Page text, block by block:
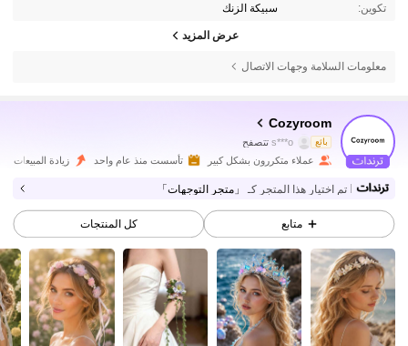
تكوين: سبيكة الزنك
عرض المزيد
معلومات السلامة وجهات الاتصال
Cozyroom
بائع s***o تتصفح
4.91
4.91
4.91 2.7K متابعون
4.91 2.7K متابعون
عملاء متكررون بشكل كبير تأسست منذ عام واحد زيادة المبيعات 52%
تم اختيار هذا المتجر كـ 「متجر التوجهات」
متابع كل المنتجات